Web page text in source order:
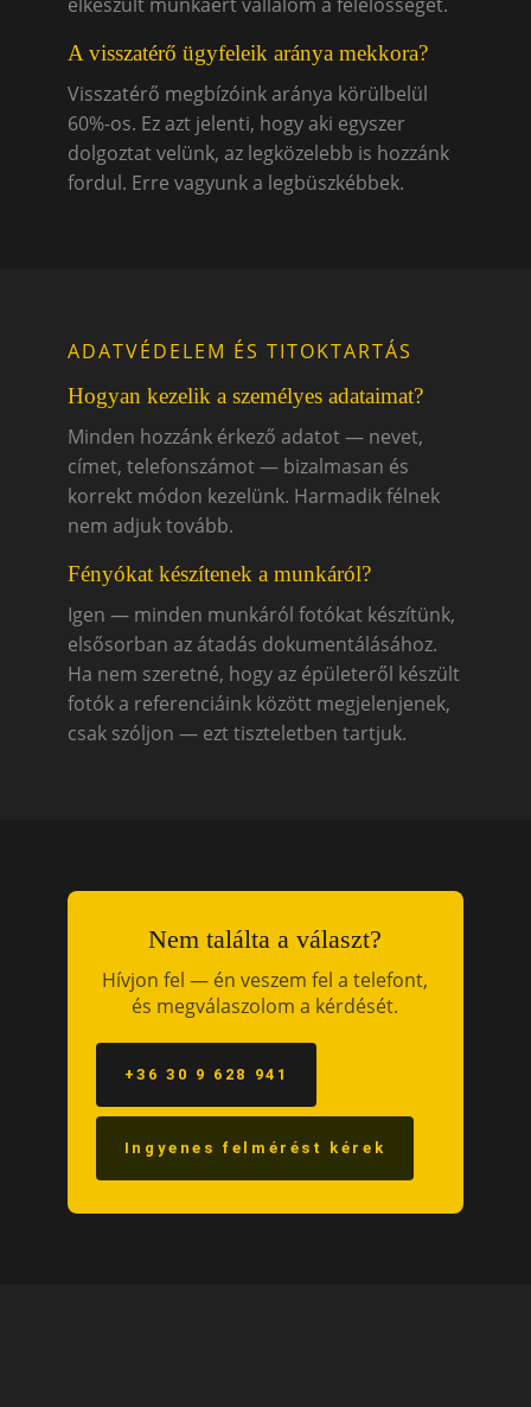
A visszatérő ügyfeleik aránya mekkora?
Visszatérő megbízóink aránya körülbelül
60%-os. Ez azt jelenti, hogy aki egyszer
dolgoztat velünk, az legközelebb is hozzánk
fordul. Erre vagyunk a legbüszkébbek.
ADATVÉDELEM ÉS TITOKTARTÁS
Hogyan kezelik a személyes adataimat?
Minden hozzánk érkező adatot — nevet,
címet, telefonszámot — bizalmasan és
korrekt módon kezelünk. Harmadik félnek
nem adjuk tovább.
Fényókat készítenek a munkáról?
Igen — minden munkáról fotókat készítünk,
elsősorban az átadás dokumentálásához.
Ha nem szeretné, hogy az épületeről készült
fotók a referenciáink között megjelenjenek,
csak szóljon — ezt tiszteletben tartjuk.
Nem találta a választ?
Hívjon fel — én veszem fel a telefont,
és megválaszolom a kérdését.
+36 30 9 628 941
Ingyenes felmérést kérek